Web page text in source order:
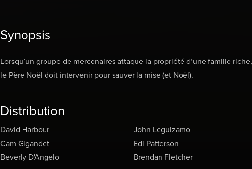
Synopsis
Lorsqu’un groupe de mercenaires attaque la propriété d’une famille riche,
le Père Noël doit intervenir pour sauver la mise (et Noël).
Distribution
David Harbour
Cam Gigandet
Beverly D'Angelo
John Leguizamo
Edi Patterson
Brendan Fletcher